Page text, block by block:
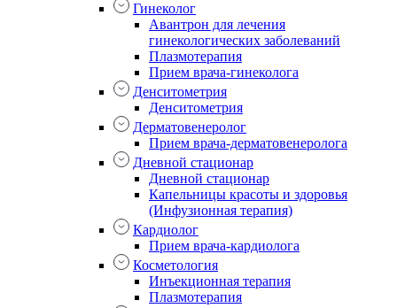
Гинеколог
Авантрон для лечения
гинекологических заболеваний
Плазмотерапия
Прием врача-гинеколога
Денситометрия
Денситометрия
Дерматовенеролог
Прием врача-дерматовенеролога
Дневной стационар
Дневной стационар
Капельницы красоты и здоровья
(Инфузионная терапия)
Кардиолог
Прием врача-кардиолога
Косметология
Инъекционная терапия
Плазмотерапия